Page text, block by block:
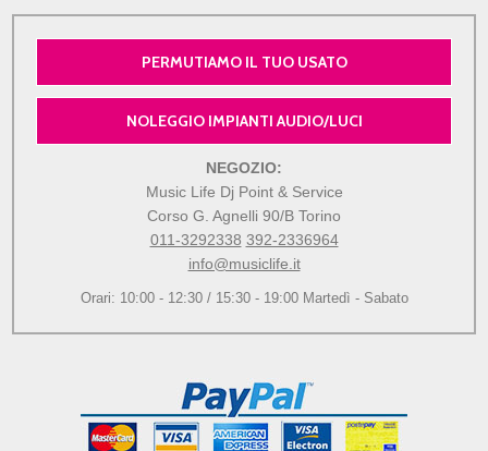
PERMUTIAMO IL TUO USATO
NOLEGGIO IMPIANTI AUDIO/LUCI
NEGOZIO:
Music Life Dj Point & Service
Corso G. Agnelli 90/B Torino
011-3292338 392-2336964
info@musiclife.it
Orari: 10:00 - 12:30 / 15:30 - 19:00 Martedì - Sabato